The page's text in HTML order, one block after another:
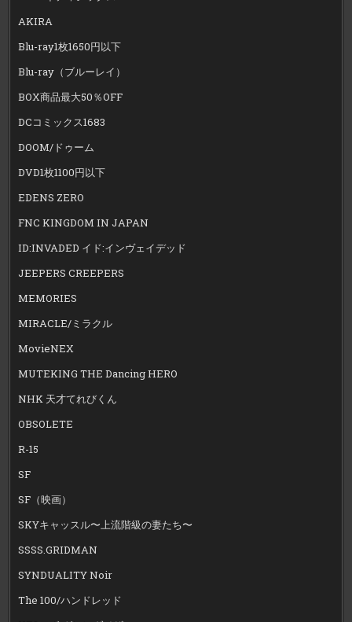
AKIRA
Blu-ray1枚1650円以下
Blu-ray（ブルーレイ）
BOX商品最大50％OFF
DCコミックス1683
DOOM/ドゥーム
DVD1枚1100円以下
EDENS ZERO
FNC KINGDOM IN JAPAN
ID:INVADED イド:インヴェイデッド
JEEPERS CREEPERS
MEMORIES
MIRACLE/ミラクル
MovieNEX
MUTEKING THE Dancing HERO
NHK 天才てれびくん
OBSOLETE
R-15
SF
SF（映画）
SKYキャッスル〜上流階級の妻たち〜
SSSS.GRIDMAN
SYNDUALITY Noir
The 100/ハンドレッド